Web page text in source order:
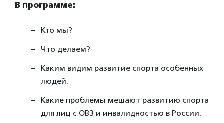
В программе:
Кто мы?
Что делаем?
Каким видим развитие спорта особенных
людей.
Какие проблемы мешают развитию спорта
для лиц с ОВЗ и инвалидностью в России.